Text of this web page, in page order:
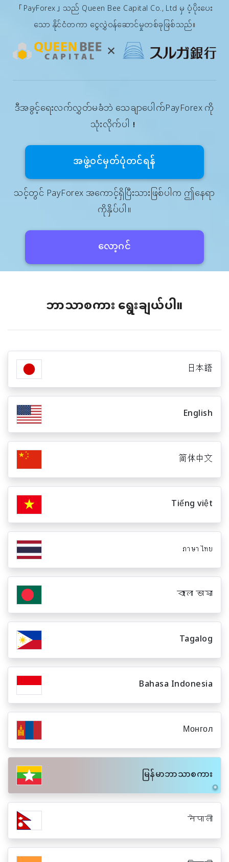
「PayForex」သည် Queen Bee Capital Co., Ltd မှ ပံ့ပိုးပေး
သော နိုင်ငံတကာ ငွေလွှဲဝန်ဆောင်မှုတစ်ခုဖြစ်သည်။
ဒီအခွင့်ရေးလက်လွှတ်မခံဘဲ သေချာပေါက်PayForex ကို
သုံးလိုက်ပါ！
သင့်တွင် PayForex အကောင့်ရှိပြီးသားဖြစ်ပါက ဤနေရာ
ကိုနှိပ်ပါ။
အဖွဲ့၀င်မှတ်ပုံတင်ရန်
လော့ဂင်
ဘာသာစကား‌ ရွေးချယ်ပါ။
日本語
English
简体中文
Tiếng việt
ภาษาไทย
বাংলা ভাষা
Tagalog
Bahasa Indonesia
Монгол
မြန်မာဘာသာစကား
नेपाली